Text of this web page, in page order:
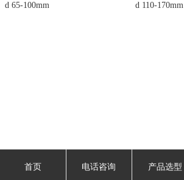
d 65-100mm
d 110-170mm
首页 电话咨询 产品选型